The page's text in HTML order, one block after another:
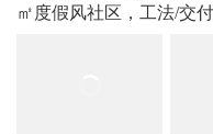
㎡度假风社区，工法/交